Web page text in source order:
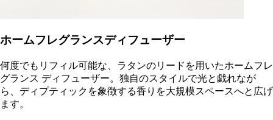
ホームフレグランスディフューザー
何度でもリフィル可能な、ラタンのリードを用いたホームフレ
グランス ディフューザー。独自のスタイルで光と戯れなが
ら、ディプティックを象徴する香りを大規模スペースへと広げ
ます。